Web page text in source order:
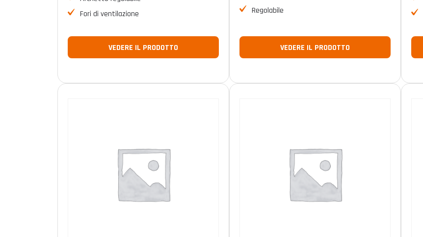
Fori di ventilazione
VEDERE IL PRODOTTO
Regolabile
VEDERE IL PRODOTTO